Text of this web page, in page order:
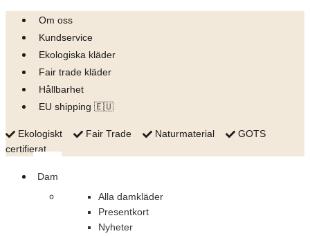
Skip
content
Om oss
Kundservice
Ekologiska kläder
Fair trade kläder
Hållbarhet
EU shipping 🇪🇺
Ekologiskt Fair Trade Naturmaterial
GOTS
certifierat
Dam
Alla damkläder
Presentkort
Nyheter